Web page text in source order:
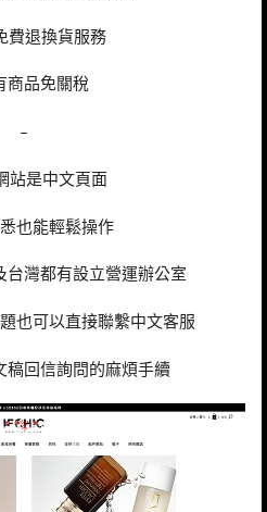
退換貨服務
品免關稅
–
站是中文頁面
也能輕鬆操作
台灣都有設立營運辦公室
也可以直接聯繫中文客服
稿回信詢問的麻煩手續